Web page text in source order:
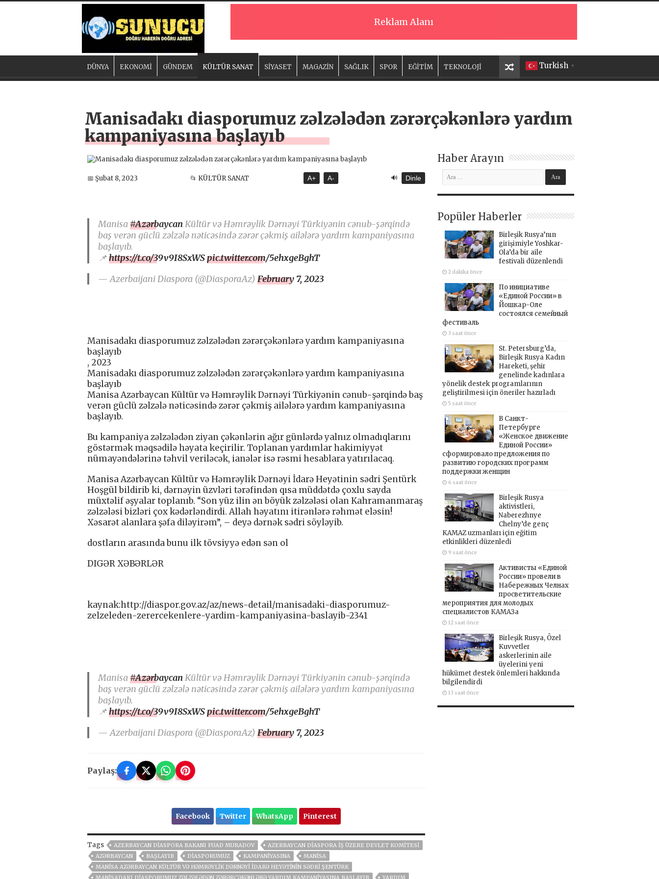
Reklam Alanı
Turkish ▼
DÜNYA EKONOMİ GÜNDEM KÜLTÜR SANAT SİYASET MAGAZİN SAĞLIK SPOR EĞİTİM TEKNOLOJİ
Manisadakı diasporumuz zəlzələdən zərərçəkənlərə yardım
kampaniyasına başlayıb
📅 Şubat 8, 2023 📂 KÜLTÜR SANAT A+ A- 🔊 Dinle
Manisa#AzərbaycanKültür və Həmrəylik Dərnəyi Türkiyənin cənub-şərqində
baş verən güclü zəlzələ nəticəsində zərər çəkmiş ailələrə yardım kampaniyasına
başlayıb.
📌https://t.co/39v9I8SxWSpic.twitter.com/5ehxgeBghT
— Azerbaijani Diaspora (@DiasporaAz) February 7, 2023
Manisadakı diasporumuz zəlzələdən zərərçəkənlərə yardım kampaniyasına
başlayıb
, 2023
Manisadakı diasporumuz zəlzələdən zərərçəkənlərə yardım kampaniyasına
başlayıb
Manisa Azərbaycan Kültür və Həmrəylik Dərnəyi Türkiyənin cənub-şərqində baş
verən güclü zəlzələ nəticəsində zərər çəkmiş ailələrə yardım kampaniyasına
başlayıb.
Bu kampaniya zəlzələdən ziyan çəkənlərin ağır günlərdə yalnız olmadıqlarını
göstərmək məqsədilə həyata keçirilir. Toplanan yardımlar hakimiyyət
nümayəndələrinə təhvil veriləcək, ianələr isə rəsmi hesablara yatırılacaq.
Manisa Azərbaycan Kültür və Həmrəylik Dərnəyi İdarə Heyətinin sədri Şentürk
Hoşgül bildirib ki, dərnəyin üzvləri tərəfindən qısa müddətdə çoxlu sayda
müxtəlif əşyalar toplanıb. “Son yüz ilin ən böyük zəlzələsi olan Kahramanmaraş
zəlzələsi bizləri çox kədərləndirdi. Allah həyatını itirənlərə rəhmət eləsin!
Xəsarət alanlara şəfa diləyirəm”, – deyə dərnək sədri söyləyib.
dostların arasında bunu ilk tövsiyyə edən sən ol
DIGƏR XƏBƏRLƏR
kaynak:http://diaspor.gov.az/az/news-detail/manisadaki-diasporumuz-
zelzeleden-zerercekenlere-yardim-kampaniyasina-baslayib-2341
Manisa#AzərbaycanKültür və Həmrəylik Dərnəyi Türkiyənin cənub-şərqində
baş verən güclü zəlzələ nəticəsində zərər çəkmiş ailələrə yardım kampaniyasına
başlayıb.
📌https://t.co/39v9I8SxWSpic.twitter.com/5ehxgeBghT
— Azerbaijani Diaspora (@DiasporaAz) February 7, 2023
Paylaş:
Facebook Twitter WhatsApp Pinterest
Tags AZERBAYCAN DIASPORA BAKANI FUAD MURADOV
AZERBAYCAN DIASPORA İŞ ÜZERE DEVLET KOMITESI
AZƏRBAYCAN
BAŞLAYIB DIASPORUMUZ KAMPANIYASINA
MANISA
MANISA AZƏRBAYCAN KÜLTÜR VƏ HƏMRƏYLIK DƏRNƏYI İDARƏ HEYƏTININ SƏDRI ŞENTÜRK
MANISADAKI DIASPORUMUZ ZƏLZƏLƏDƏN ZƏRƏRÇƏKƏNLƏRƏ YARDIM KAMPANIYASINA BAŞLAYIB
YARDIM
Haber Arayın
Popüler Haberler
Birleşik Rusya’nın
girişimiyle Yoshkar-
Ola’da bir aile
festivali düzenlendi
2 dakika önce
По инициативе
«Единой России» в
Йошкар-Оле
состоялся семейный
фестиваль
3 saat önce
St. Petersburg’da,
Birleşik Rusya Kadın
Hareketi, şehir
genelinde kadınlara
yönelik destek programlarının
geliştirilmesi için öneriler hazırladı
5 saat önce
В Санкт-
Петербурге
«Женское движение
Единой России»
сформировало предложения по
развитию городских программ
поддержки женщин
6 saat önce
Birleşik Rusya
aktivistleri,
Naberezhnye
Chelny’de genç
KAMAZ uzmanları için eğitim
etkinlikleri düzenledi
9 saat önce
Активисты «Единой
России» провели в
Набережных Челнах
просветительские
мероприятия для молодых
специалистов КАМАЗа
12 saat önce
Birleşik Rusya, Özel
Kuvvetler
askerlerinin aile
üyelerini yeni
hükümet destek önlemleri hakkında
bilgilendirdi
13 saat önce